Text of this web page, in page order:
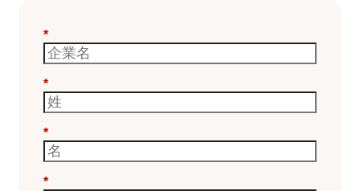
*
*
*
*